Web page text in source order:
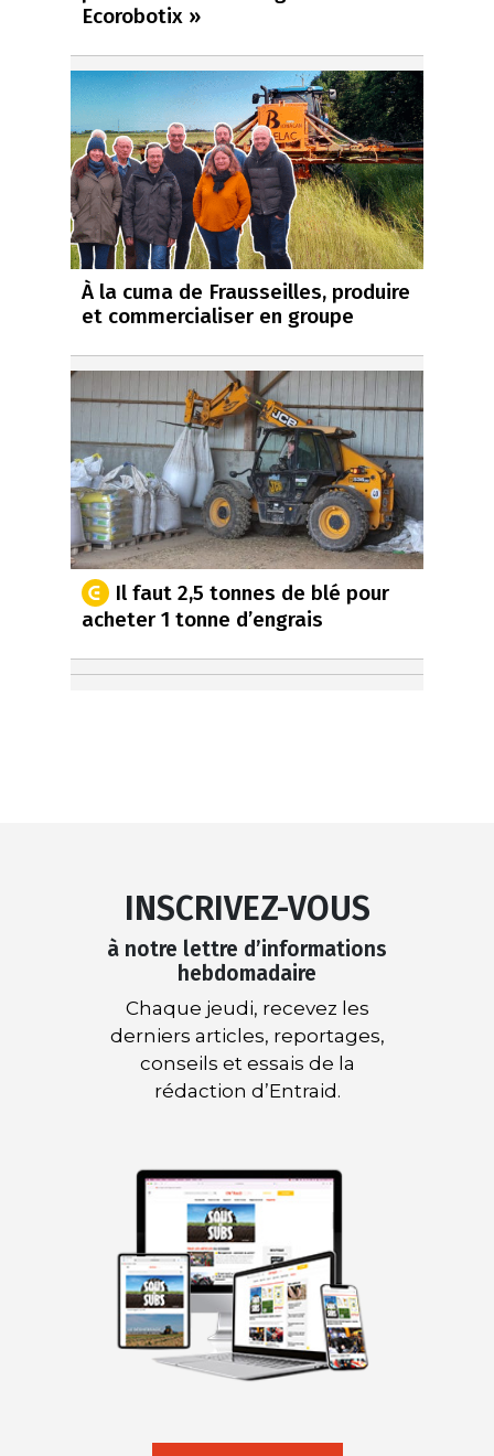
Ecorobotix »
À la cuma de Frausseilles, produire
et commercialiser en groupe
Il faut 2,5 tonnes de blé pour
acheter 1 tonne d’engrais
INSCRIVEZ-VOUS
à notre lettre d’informations
hebdomadaire
Chaque jeudi, recevez les
derniers articles, reportages,
conseils et essais de la
rédaction d’Entraid.